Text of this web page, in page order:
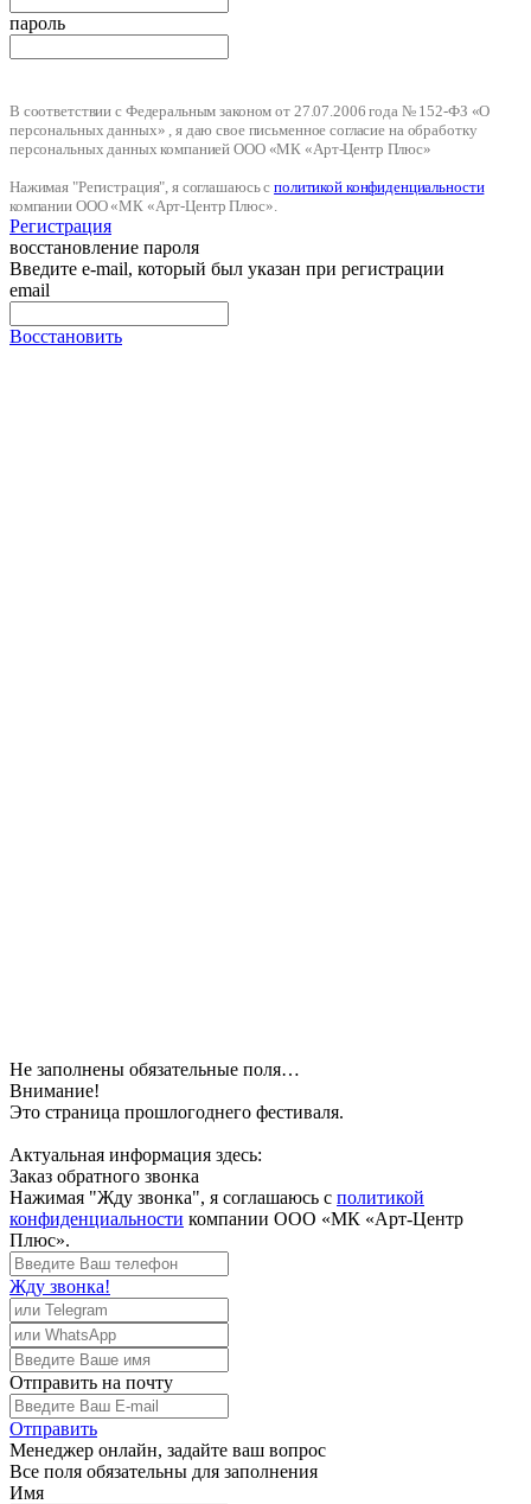
пароль
В соответствии с Федеральным законом от 27.07.2006 года № 152-ФЗ «О
персональных данных» , я даю свое письменное согласие на обработку
персональных данных компанией ООО «МК «Арт-Центр Плюс»
Нажимая "Регистрация", я соглашаюсь сполитикой конфиденциальности
компании ООО «МК «Арт-Центр Плюс».
Регистрация
восстановление пароля
Введите e-mail, который был указан при регистрации
email
Восстановить
Не заполнены обязательные поля…
Внимание!
Это страница прошлогоднего фестиваля.
Актуальная информация здесь:
Заказ обратного звонка
Нажимая "Жду звонка", я соглашаюсь с политикой
конфиденциальности компании ООО «МК «Арт-Центр
Плюс».
Жду звонка!
Отправить на почту
Отправить
Менеджер онлайн, задайте ваш вопрос
Все поля обязательны для заполнения
Имя